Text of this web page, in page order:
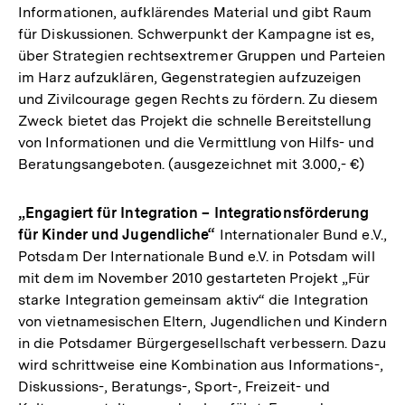
Informationen, aufklärendes Material und gibt Raum
für Diskussionen. Schwerpunkt der Kampagne ist es,
über Strategien rechtsextremer Gruppen und Parteien
im Harz aufzuklären, Gegenstrategien aufzuzeigen
und Zivilcourage gegen Rechts zu fördern. Zu diesem
Zweck bietet das Projekt die schnelle Bereitstellung
von Informationen und die Vermittlung von Hilfs- und
Beratungsangeboten. (ausgezeichnet mit 3.000,- €)
„Engagiert für Integration – Integrationsförderung
für Kinder und Jugendliche“ Internationaler Bund e.V.,
Potsdam Der Internationale Bund e.V. in Potsdam will
mit dem im November 2010 gestarteten Projekt „Für
starke Integration gemeinsam aktiv“ die Integration
von vietnamesischen Eltern, Jugendlichen und Kindern
in die Potsdamer Bürgergesellschaft verbessern. Dazu
wird schrittweise eine Kombination aus Informations-,
Diskussions-, Beratungs-, Sport-, Freizeit- und